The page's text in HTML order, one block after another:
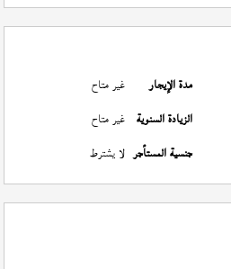
مدة الإيجار
غير متاح
الزيادة السنوية غير متاح
جنسية المستأجر لا يشترط